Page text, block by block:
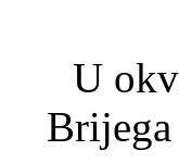
U